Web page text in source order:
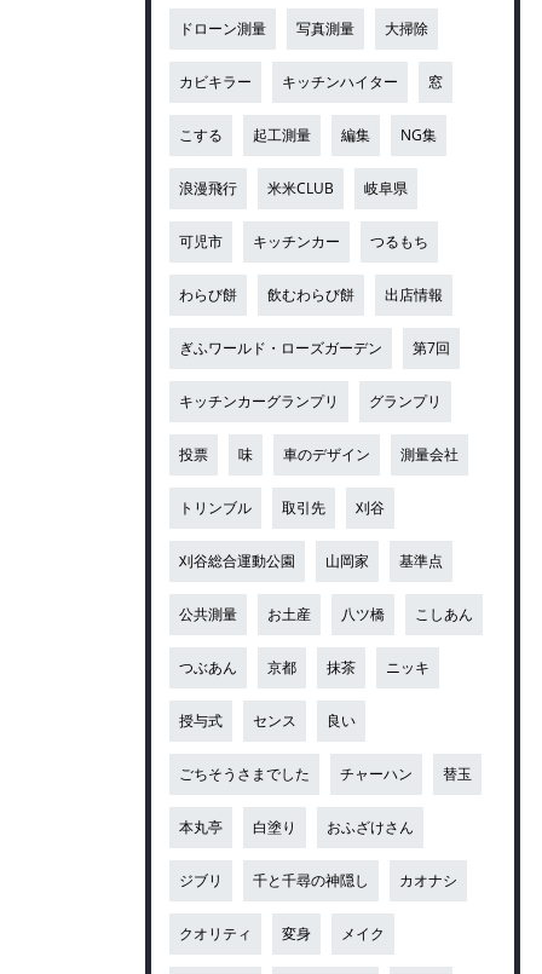
ドローン測量 写真測量 大掃除
カビキラー キッチンハイター 窓
こする 起工測量 編集 NG集
浪漫飛行 米米CLUB 岐阜県
可児市 キッチンカー つるもち
わらび餅 飲むわらび餅 出店情報
ぎふワールド・ローズガーデン 第7回
キッチンカーグランプリ グランプリ
投票 味 車のデザイン 測量会社
トリンブル 取引先 刈谷
刈谷総合運動公園 山岡家 基準点
公共測量 お土産 八ツ橋 こしあん
つぶあん 京都 抹茶 ニッキ
授与式 センス 良い
ごちそうさまでした チャーハン 替玉
本丸亭 白塗り おふざけさん
ジブリ 千と千尋の神隠し カオナシ
クオリティ 変身 メイク